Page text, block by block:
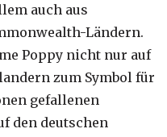
auch aus
Ländern.
Poppy nicht nur auf
zum Symbol für
gefallenen
den deutschen